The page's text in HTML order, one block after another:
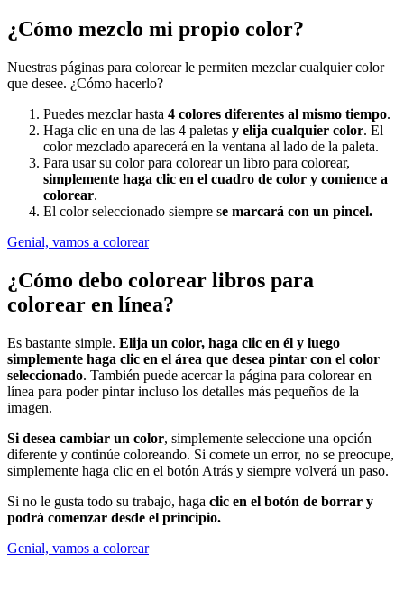
¿Cómo mezclo mi propio color?
Nuestras páginas para colorear le permiten mezclar cualquier color
que desee. ¿Cómo hacerlo?
Puedes mezclar hasta 4 colores diferentes al mismo tiempo.
Haga clic en una de las 4 paletas y elija cualquier color. El
color mezclado aparecerá en la ventana al lado de la paleta.
Para usar su color para colorear un libro para colorear,
simplemente haga clic en el cuadro de color y comience a
colorear.
El color seleccionado siempre se marcará con un pincel.
Genial, vamos a colorear
¿Cómo debo colorear libros para
colorear en línea?
Es bastante simple. Elija un color, haga clic en él y luego
simplemente haga clic en el área que desea pintar con el color
seleccionado. También puede acercar la página para colorear en
línea para poder pintar incluso los detalles más pequeños de la
imagen.
Si desea cambiar un color, simplemente seleccione una opción
diferente y continúe coloreando. Si comete un error, no se preocupe,
simplemente haga clic en el botón Atrás y siempre volverá un paso.
Si no le gusta todo su trabajo, haga clic en el botón de borrar y
podrá comenzar desde el principio.
Genial, vamos a colorear